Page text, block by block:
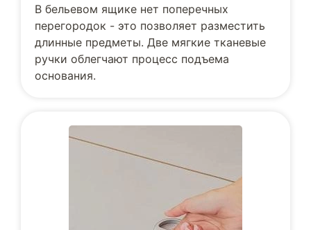
В бельевом ящике нет поперечных
перегородок - это позволяет разместить
длинные предметы. Две мягкие тканевые
ручки облегчают процесс подъема
основания.